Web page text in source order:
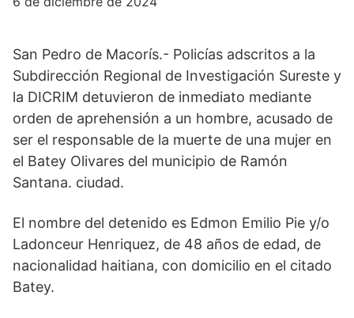
San Pedro de Macorís.- Policías adscritos a la
Subdirección Regional de Investigación Sureste y
la DICRIM detuvieron de inmediato mediante
orden de aprehensión a un hombre, acusado de
ser el responsable de la muerte de una mujer en
el Batey Olivares del municipio de Ramón
Santana. ciudad.
El nombre del detenido es Edmon Emilio Pie y/o
Ladonceur Henriquez, de 48 años de edad, de
nacionalidad haitiana, con domicilio en el citado
Batey.